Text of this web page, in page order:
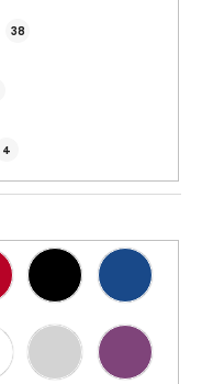
38
4